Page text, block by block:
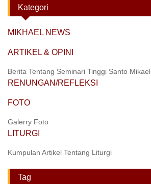
Kategori
MIKHAEL NEWS
ARTIKEL & OPINI
Berita Tentang Seminari Tinggi Santo Mikael
RENUNGAN/REFLEKSI
FOTO
Galerry Foto
LITURGI
Kumpulan Artikel Tentang Liturgi
Tag